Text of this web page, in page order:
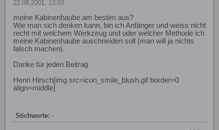
22.08.2001, 13:03
meine Kabinenhaube am besten aus?
Wie man sich denken kann, bin ich Anfänger und weiss nicht
recht mit welchem Werkzeug und oder welcher Methode ich
meine Kabinenhaube auschneiden soll (man will ja nichts
falsch machen).
Danke für jeden Beitrag
Henri Hirsch[img src=icon_smile_blush.gif border=0
align=middle]
Stichworte: -